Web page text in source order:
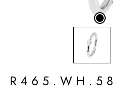
R465.WH.58